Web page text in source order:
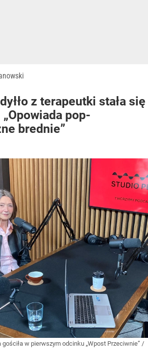
z terapeutki stała się
pop-
brednie”
gościła w pierwszym odcinku „Wpost Przeciwnie” /